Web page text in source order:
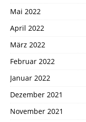
Mai 2022
April 2022
März 2022
Februar 2022
Januar 2022
Dezember 2021
November 2021